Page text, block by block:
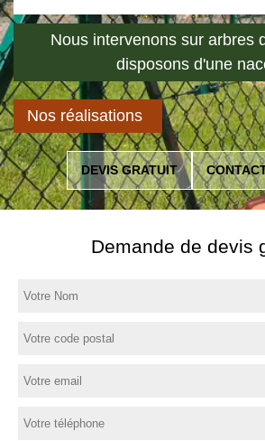
Nous intervenons sur arbres
disposons d'une
Nos réalisations
DEVIS GRATUIT
Demande de devis